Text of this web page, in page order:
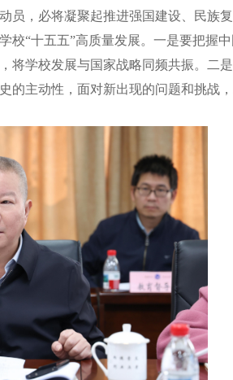
员，必将凝聚起推进强国建设、民族
“十五五”高质量发展。一是要把握
将学校发展与国家战略同频共振。二
的主动性，面对新出现的问题和挑战